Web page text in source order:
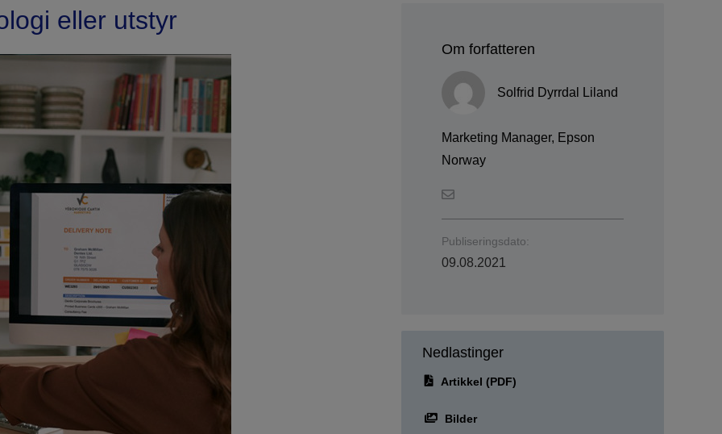
eller utstyr
Om forfatteren
Solfrid Dyrrdal Liland
Marketing Manager, Epson
Norway
Publiseringsdato:
09.08.2021
Nedlastinger
Artikkel (PDF)
Bilder